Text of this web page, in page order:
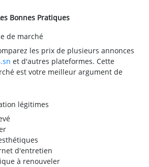
Bonnes Pratiques
de marché
les prix de plusieurs annonces
et d'autres plateformes. Cette
est votre meilleur argument de
légitimes
d'entretien
à renouveler